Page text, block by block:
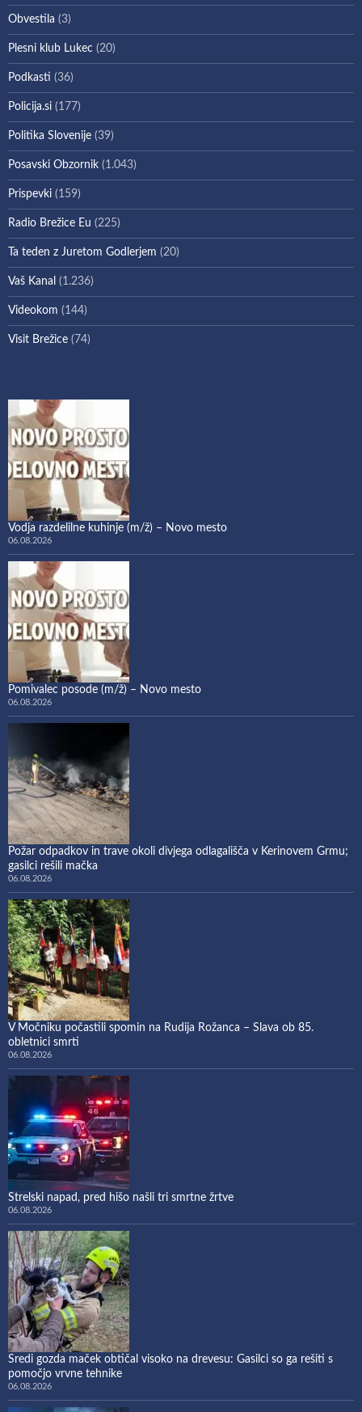
Obvestila (3)
Plesni klub Lukec (20)
Podkasti (36)
Policija.si (177)
Politika Slovenije (39)
Posavski Obzornik (1.043)
Prispevki (159)
Radio Brežice Eu (225)
Ta teden z Juretom Godlerjem (20)
Vaš Kanal (1.236)
Videokom (144)
Visit Brežice (74)
Vodja razdelilne kuhinje (m/ž) – Novo mesto
06.08.2026
Pomivalec posode (m/ž) – Novo mesto
06.08.2026
Požar odpadkov in trave okoli divjega odlagališča v Kerinovem Grmu;
gasilci rešili mačka
06.08.2026
V Močniku počastili spomin na Rudija Rožanca – Slava ob 85.
obletnici smrti
06.08.2026
Strelski napad, pred hišo našli tri smrtne žrtve
06.08.2026
Sredi gozda maček obtičal visoko na drevesu: Gasilci so ga rešiti s
pomočjo vrvne tehnike
06.08.2026